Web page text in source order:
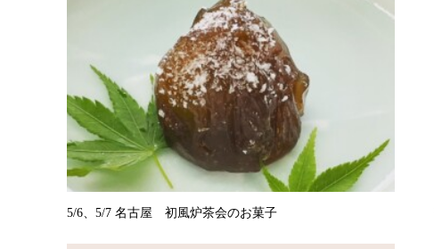
5/6、5/7 名古屋 初風炉茶会のお菓子